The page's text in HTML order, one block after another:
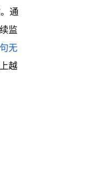
通
监
句无
越